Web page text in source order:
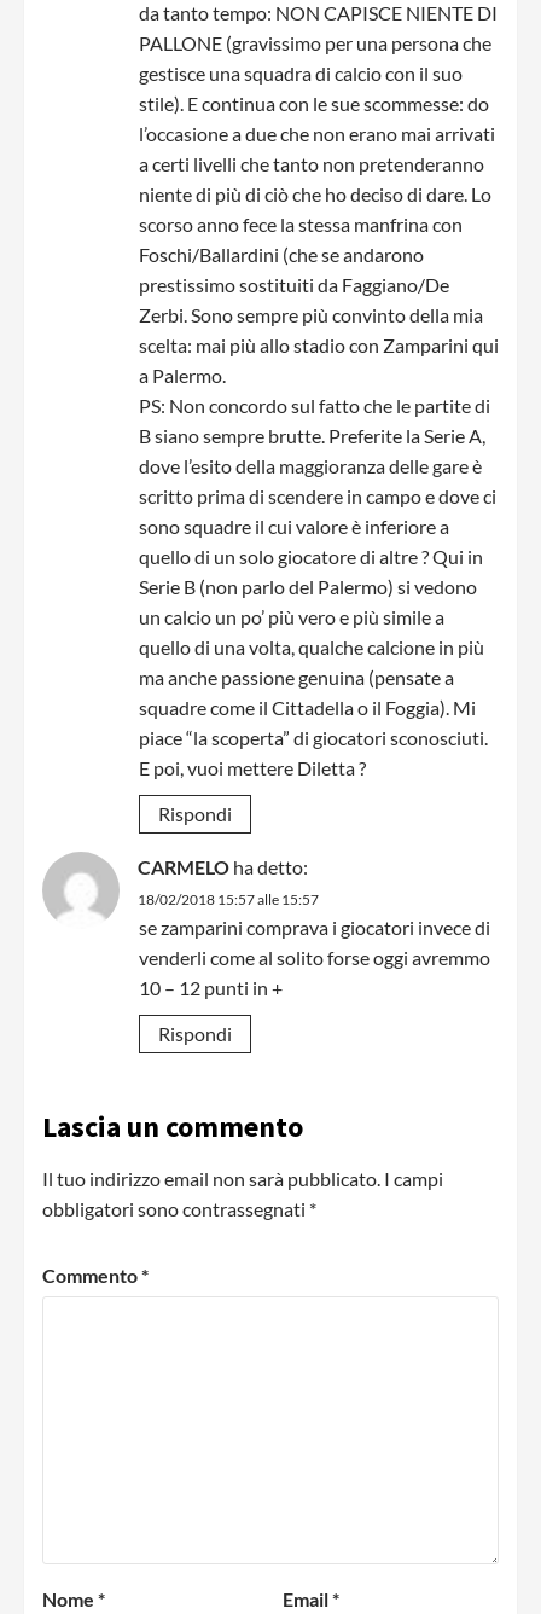
da tanto tempo: NON CAPISCE NIENTE DI
PALLONE (gravissimo per una persona che
gestisce una squadra di calcio con il suo
stile). E continua con le sue scommesse: do
l’occasione a due che non erano mai arrivati
a certi livelli che tanto non pretenderanno
niente di più di ciò che ho deciso di dare. Lo
scorso anno fece la stessa manfrina con
Foschi/Ballardini (che se andarono
prestissimo sostituiti da Faggiano/De
Zerbi. Sono sempre più convinto della mia
scelta: mai più allo stadio con Zamparini qui
a Palermo.
PS: Non concordo sul fatto che le partite di
B siano sempre brutte. Preferite la Serie A,
dove l’esito della maggioranza delle gare è
scritto prima di scendere in campo e dove ci
sono squadre il cui valore è inferiore a
quello di un solo giocatore di altre ? Qui in
Serie B (non parlo del Palermo) si vedono
un calcio un po’ più vero e più simile a
quello di una volta, qualche calcione in più
ma anche passione genuina (pensate a
squadre come il Cittadella o il Foggia). Mi
piace “la scoperta” di giocatori sconosciuti.
E poi, vuoi mettere Diletta ?
Rispondi
CARMELO ha detto:
18/02/2018 15:57 alle 15:57
se zamparini comprava i giocatori invece di
venderli come al solito forse oggi avremmo
10 – 12 punti in +
Rispondi
Lascia un commento
Il tuo indirizzo email non sarà pubblicato. I campi
obbligatori sono contrassegnati *
Commento*
Nome * Email*